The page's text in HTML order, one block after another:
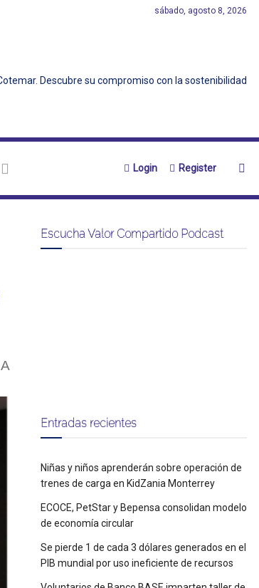
sábado, agosto 8, 2026
Login Register
A
Escucha Valor Compartido Podcast
Entradas recientes
Niñas y niños aprenderán sobre operación de
trenes de carga en KidZania Monterrey
ECOCE, PetStar y Bepensa consolidan modelo
de economía circular
Se pierde 1 de cada 3 dólares generados en el
PIB mundial por uso ineficiente de recursos